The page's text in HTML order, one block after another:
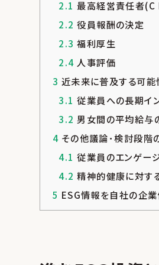
2.1 最高経営責任者(C
2.2 役員報酬の決定
2.3 福利厚生
2.4 人事評価
3 近未来に普及する可
3.1 従業員への長期イ
3.2 男女間の平均給与
4 その他議論･検討段階
4.1 従業員のエンゲー
4.2 精神的健康に対す
5 ESG情報を自社の企